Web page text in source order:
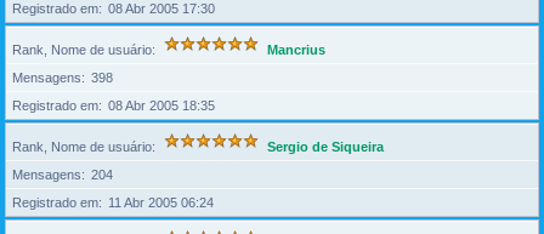
Registrado em
08 Abr 2005 17:30
Rank, Nome de usuário
Mancrius
Mensagens
398
Registrado em
08 Abr 2005 18:35
Rank, Nome de usuário
Sergio de Siqueira
Mensagens
204
Registrado em
11 Abr 2005 06:24